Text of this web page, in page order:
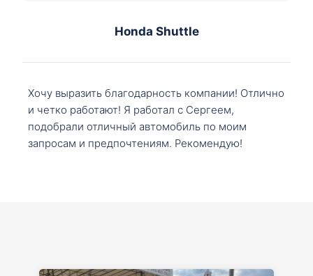
Honda Shuttle
Хочу выразить благодарность компании! Отлично
и четко работают! Я работал с Сергеем,
подобрали отличный автомобиль по моим
запросам и предпочтениям. Рекомендую!